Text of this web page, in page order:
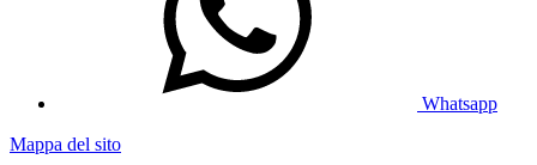
Whatsapp
Mappa del sito